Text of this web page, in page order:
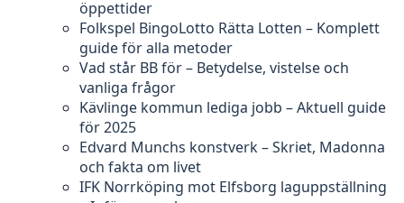
öppettider
Folkspel BingoLotto Rätta Lotten – Komplett
guide för alla metoder
Vad står BB för – Betydelse, vistelse och
vanliga frågor
Kävlinge kommun lediga jobb – Aktuell guide
för 2025
Edvard Munchs konstverk – Skriet, Madonna
och fakta om livet
IFK Norrköping mot Elfsborg laguppställning